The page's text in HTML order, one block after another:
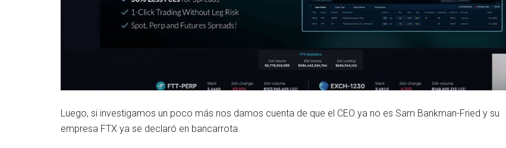
Luego, si investigamos un poco más nos damos cuenta de que el CEO ya no es Sam Bankman-Fried y su
empresa FTX ya se declaró en bancarrota.